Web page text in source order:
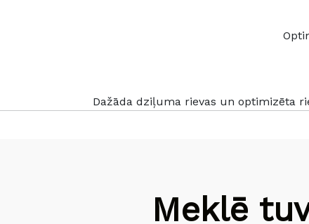
Dažāda dziļuma rievas un optimizēta
Meklē